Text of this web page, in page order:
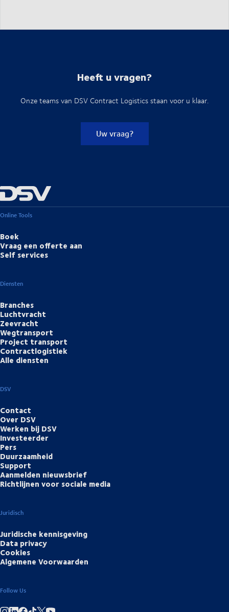
Heeft u vragen?
Onze teams van DSV Contract Logistics staan voor u klaar.
Uw vraag?
Online Tools
Boek
Vraag een offerte aan
Self services
Diensten
Branches
Luchtvracht
Zeevracht
Wegtransport
Project transport
Contractlogistiek
Alle diensten
DSV
Contact
Over DSV
Werken bij DSV
Investeerder
Pers
Duurzaamheid
Support
Aanmelden nieuwsbrief
Richtlijnen voor sociale media
Juridisch
Juridische kennisgeving
Data privacy
Cookies
Algemene Voorwaarden
Follow Us